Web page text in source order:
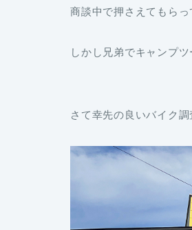
商談中で押さえてもら
しかし兄弟でキャンプ
さて幸先の良いバイク